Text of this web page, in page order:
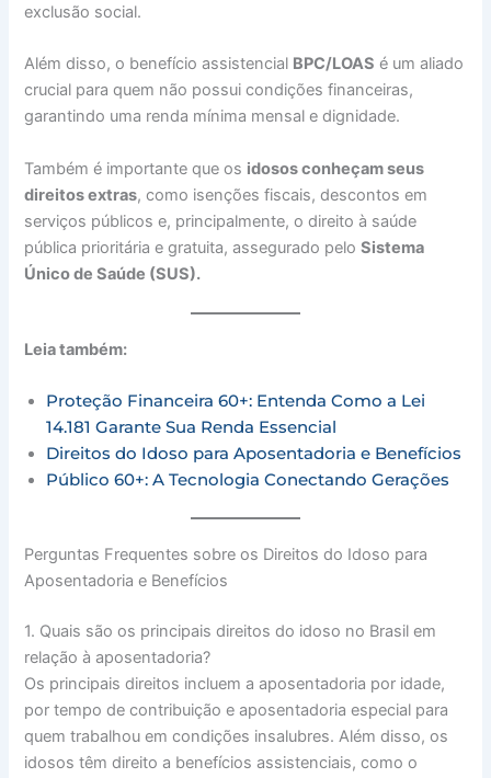
exclusão social.
Além disso, o benefício assistencial BPC/LOAS é um aliado
crucial para quem não possui condições financeiras,
garantindo uma renda mínima mensal e dignidade.
Também é importante que os idosos conheçam seus
direitos extras, como isenções fiscais, descontos em
serviços públicos e, principalmente, o direito à saúde
pública prioritária e gratuita, assegurado peloSistema
Único de Saúde (SUS).
Leia também:
Proteção Financeira 60+: Entenda Como a Lei
14.181 Garante Sua Renda Essencial
Direitos do Idoso para Aposentadoria e Benefícios
Público 60+: A Tecnologia Conectando Gerações
Perguntas Frequentes sobre os Direitos do Idoso para
Aposentadoria e Benefícios
1. Quais são os principais direitos do idoso no Brasil em
relação à aposentadoria?
Os principais direitos incluem a aposentadoria por idade,
por tempo de contribuição e aposentadoria especial para
quem trabalhou em condições insalubres. Além disso, os
idosos têm direito a benefícios assistenciais, como o